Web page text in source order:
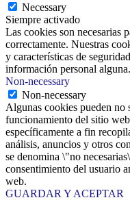
Necessary
Siempre activado
Las cookies son necesarias
correctamente. Nuestras
y características de
información personal alguna.
Non-necessary
Non-necessary
Algunas cookies pueden no
funcionamiento del sitio
específicamente a fin
análisis, anuncios y otros
se denomina \"no
consentimiento del usuario
web.
GUARDAR Y ACEPTAR